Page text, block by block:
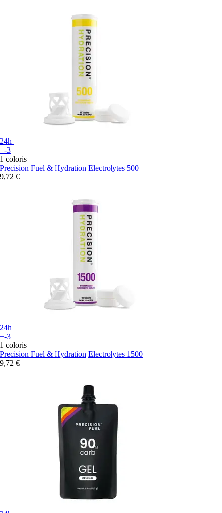
24h
+-3
1 coloris
Precision Fuel & Hydration Electrolytes 500
9,72 €
24h
+-3
1 coloris
Precision Fuel & Hydration Electrolytes 1500
9,72 €